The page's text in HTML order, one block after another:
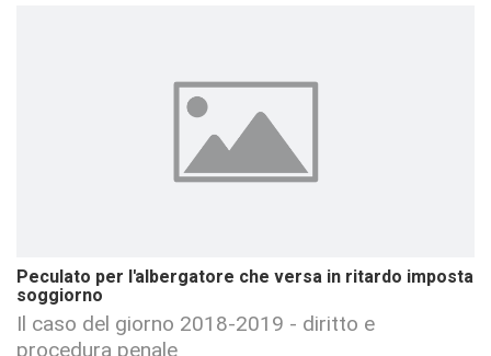
Peculato per l'albergatore che versa in ritardo imposta
soggiorno
Il caso del giorno 2018-2019 - diritto e
procedura penale